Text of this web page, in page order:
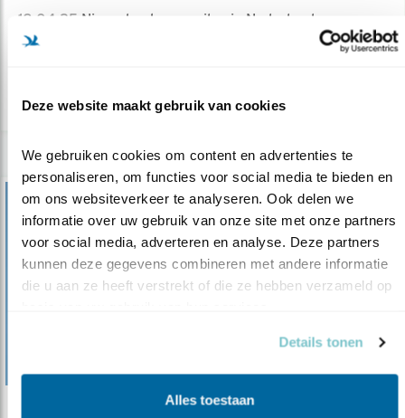
Deze website maakt gebruik van cookies
We gebruiken cookies om content en advertenties te
personaliseren, om functies voor social media te bieden en
om ons websiteverkeer te analyseren. Ook delen we
informatie over uw gebruik van onze site met onze partners
voor social media, adverteren en analyse. Deze partners
kunnen deze gegevens combineren met andere informatie
die u aan ze heeft verstrekt of die ze hebben verzameld op
Details tonen
Alles toestaan
18.04.25 Nieuw boek over uilen in Nederland.
lees meer